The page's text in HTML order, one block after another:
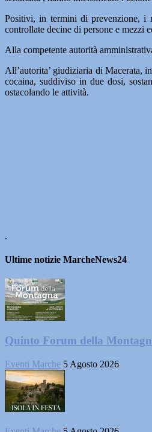
Positivi, in termini di prevenzione, i
controllate decine di persone e mezzi
Alla competente autorità
All’autorita’ giudiziaria di Macerata,
cocaina, suddiviso in due dosi,
ostacolando le attività.
.
Ultime notizie MarcheNews24
Quinto Forum della
Eventi Marche 5 Agosto 2026